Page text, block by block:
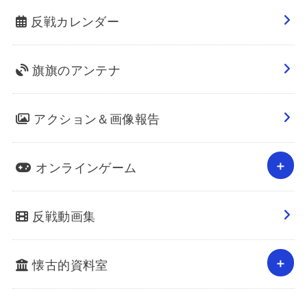
反戦カレンダー
旗旗のアンテナ
アクション＆画像報告
オンラインゲーム
反戦動画集
懐古的資料室